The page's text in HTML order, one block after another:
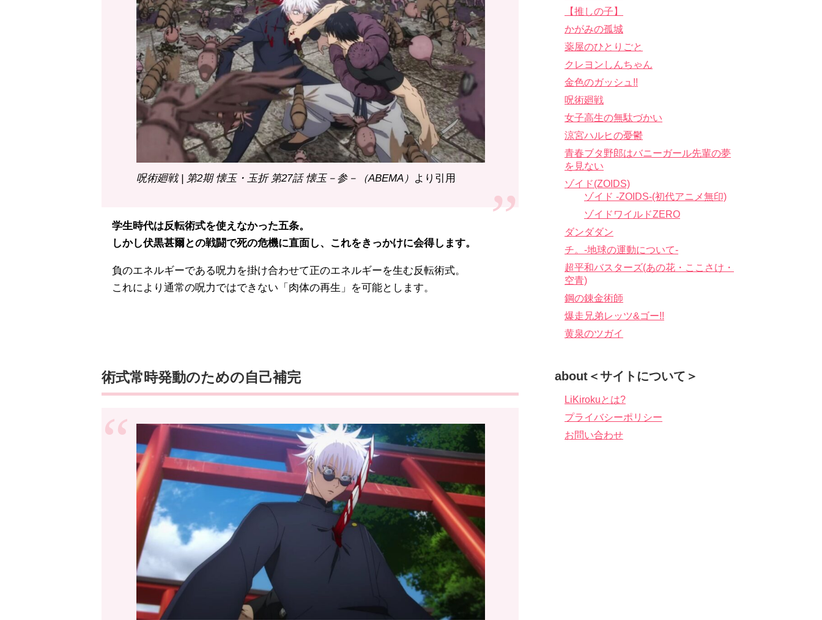
呪術廻戦 | 第2期 懐玉・玉折 第27話 懐玉－参－（ABEMA） より引用
学生時代は反転術式を使えなかった五条。
しかし伏黒甚爾との戦闘で死の危機に直面し、これをきっかけに会得します。
負のエネルギーである呪力を掛け合わせて正のエネルギーを生む反転術式。
これにより通常の呪力ではできない「肉体の再生」を可能とします。
術式常時発動のための自己補完
【推しの子】
かがみの孤城
薬屋のひとりごと
クレヨンしんちゃん
金色のガッシュ!!
呪術廻戦
女子高生の無駄づかい
涼宮ハルヒの憂鬱
青春ブタ野郎はバニーガール先輩の夢
を見ない
ゾイド(ZOIDS)
ゾイド -ZOIDS-(初代アニメ無印)
ゾイドワイルドZERO
ダンダダン
チ。-地球の運動について-
超平和バスターズ(あの花・ここさけ・
空青)
鋼の錬金術師
爆走兄弟レッツ&ゴー!!
黄泉のツガイ
about＜サイトについて＞
LiKirokuとは?
プライバシーポリシー
お問い合わせ